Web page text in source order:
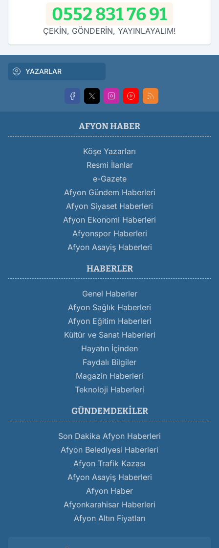
0552 831 76 91
ÇEKİN, GÖNDERİN, YAYINLAYALIM!
YAZARLAR
AFYON HABER
Köşe Yazarları
Resmi İlanlar
e-Gazete
Afyon Gündem Haberleri
Afyon Siyaset Haberleri
Afyon Ekonomi Haberleri
Afyonspor Haberleri
Afyon Asayiş Haberleri
HABERLER
Genel Haberler
Afyon Sağlık Haberleri
Afyon Eğitim Haberleri
Kültür ve Sanat Haberleri
Hayatın İçinden
Faydalı Bilgiler
Magazin Haberleri
Teknoloji Haberleri
GÜNDEMDEKILER
Son Dakika Afyon Haberleri
Afyon Belediyesi Haberleri
Afyon Trafik Kazası
Afyon Asayiş Haberleri
Afyon Haber
Afyonkarahisar Haberleri
Afyon Altın Fiyatları